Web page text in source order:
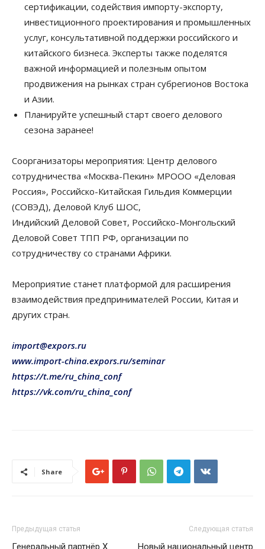
сертификации, содействия импорту-экспорту,
инвестиционного проектирования и промышленных
услуг, консультативной поддержки российского и
китайского бизнеса. Эксперты также поделятся
важной информацией и полезным опытом
продвижения на рынках стран субрегионов Востока
и Азии.
Планируйте успешный старт своего делового
сезона заранее!
Соорганизаторы мероприятия: Центр делового
сотрудничества «Москва-Пекин» МРООО «Деловая
Россия», Российско-Китайская Гильдия Коммерции
(СОВЭД), Деловой Клуб ШОС,
Индийский Деловой Совет, Российско-Монгольский
Деловой Совет ТПП РФ, организации по
сотрудничеству со странами Африки.
Мероприятие станет платформой для расширения
взаимодействия предпринимателей России, Китая и
других стран.
import@expors.ru
www.import-china.expors.ru/seminar
https://t.me/ru_china_conf
https://vk.com/ru_china_conf
Share
Предыдущая статья
Генеральный партнёр X
Следующая статья
Новый национальный центр